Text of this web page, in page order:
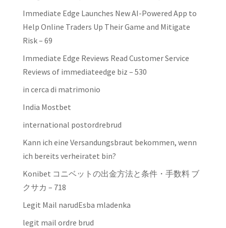
Immediate Edge Launches New AI-Powered App to
Help Online Traders Up Their Game and Mitigate
Risk – 69
Immediate Edge Reviews Read Customer Service
Reviews of immediateedge biz – 530
in cerca di matrimonio
India Mostbet
international postordrebrud
Kann ich eine Versandungsbraut bekommen, wenn
ich bereits verheiratet bin?
Konibet コニベットの出金方法と条件・手数料 ブ
クサカ – 718
Legit Mail narudЕѕba mladenka
legit mail ordre brud